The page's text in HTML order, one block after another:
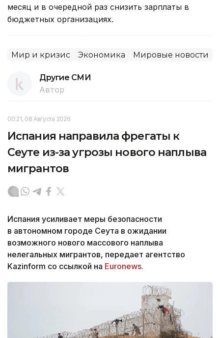
месяц и в очередной раз снизить зарплаты в
бюджетных организациях.
Мир и кризис Экономика Мировые новости
Другие СМИ
Автор
00:21, 08 Августа 2026
Испания направила фрегаты к
Сеуте из-за угрозы нового наплыва
мигрантов
Испания усиливает меры безопасности
в автономном городе Сеута в ожидании
возможного нового массового наплыва
нелегальных мигрантов, передает агентство
Kazinform со ссылкой на Euronews.